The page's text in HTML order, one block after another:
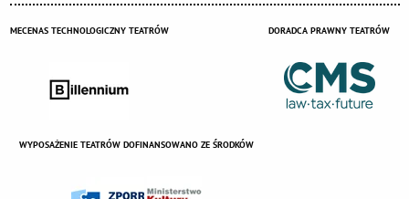
MECENAS TECHNOLOGICZNY TEATRÓW DORADCA PRAWNY TEATRÓW
WYPOSAŻENIE TEATRÓW DOFINANSOWANO ZE ŚRODKÓW